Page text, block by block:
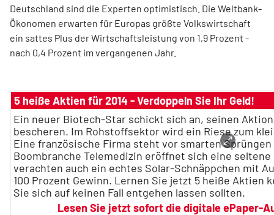
Deutschland sind die Experten optimistisch. Die Weltbank-
Ökonomen erwarten für Europas größte Volkswirtschaft
ein sattes Plus der Wirtschaftsleistung von 1,9 Prozent -
nach 0,4 Prozent im vergangenen Jahr.
5 heiße Aktien für 2014 - Verdoppeln Sie Ihr Geld!
Ein neuer Biotech-Star schickt sich an, seinen
bescheren. Im Rohstoffsektor wird ein Riese zum
Eine französische Firma steht vor smarten
Boombranche Telemedizin eröffnet sich eine seltene
verachten auch ein echtes Solar-Schnäppchen mit
100 Prozent Gewinn. Lernen Sie jetzt 5 heiße Aktien
Sie sich auf keinen Fall entgehen lassen sollten.
Lesen Sie jetzt sofort die digitale ePaper-